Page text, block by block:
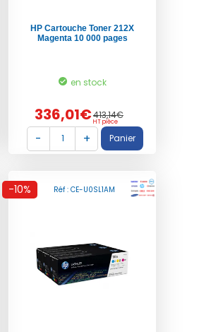
HP Cartouche Toner 212X
Magenta 10 000 pages
en stock
336,01€413,14€
HT pièce
-10% Réf : CE-U0SL1AM